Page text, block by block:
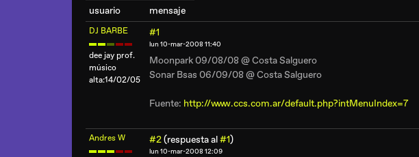
usuario mensaje
DJ BARBE
dee jay prof.
músico
alta:14/02/05
#1
lun 10-mar-2008 11:40
Moonpark 09/08/08 @ Costa Salguero
Sonar Bsas 06/09/08 @ Costa Salguero
Fuente: http://www.ccs.com.ar/default.php?intMenuIndex=7
Andres W #2(respuesta al#1)
lun 10-mar-2008 12:09